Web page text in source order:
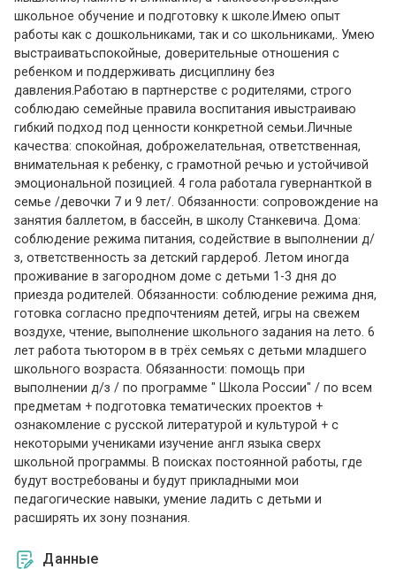
школьное обучение и подготовку к школе.Имею опыт
работы как с дошкольниками, так и со школьниками,. Умею
выстраиватьспокойные, доверительные отношения с
ребенком и поддерживать дисциплину без
давления.Работаю в партнерстве с родителями, строго
соблюдаю семейные правила воспитания ивыстраиваю
гибкий подход под ценности конкретной семьи.Личные
качества: спокойная, доброжелательная, ответственная,
внимательная к ребенку, с грамотной речью и устойчивой
эмоциональной позицией. 4 гола работала гувернанткой в
семье /девочки 7 и 9 лет/. Обязанности: сопровождение на
занятия баллетом, в бассейн, в школу Станкевича. Дома:
соблюдение режима питания, содействие в выполнении д/
з, ответственность за детский гардероб. Летом иногда
проживание в загородном доме с детьми 1-3 дня до
приезда родителей. Обязанности: соблюдение режима дня,
готовка согласно предпочтениям детей, игры на свежем
воздухе, чтение, выполнение школьного задания на лето. 6
лет работа тьютором в в трёх семьях с детьми младшего
школьного возраста. Обязанности: помощь при
выполнении д/з / по программе " Школа России" / по всем
предметам + подготовка тематических проектов +
ознакомление с русской литературой и культурой + с
некоторыми учениками изучение англ языка сверх
школьной программы. В поисках постоянной работы, где
будут востребованы и будут прикладными мои
педагогические навыки, умение ладить с детьми и
расширять их зону познания.
Данные